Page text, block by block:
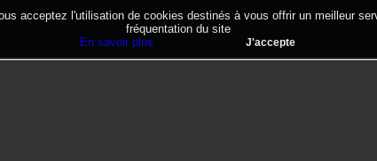
acceptez l'utilisation de cookies destinés à vous offrir un meilleur
fréquentation du site
En savoir plus
J'accepte